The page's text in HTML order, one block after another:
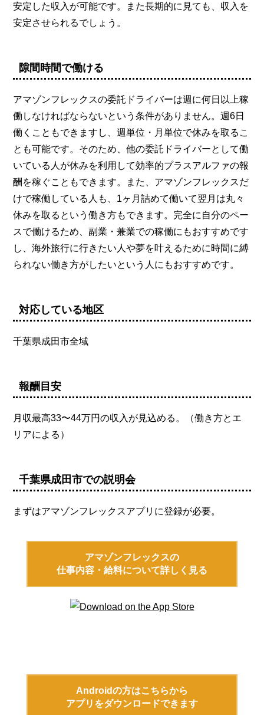
安定した収入が可能です。また長期的に見ても、収入を
安定させられるでしょう。
隙間時間で働ける
アマゾンフレックスの委託ドライバーは週に何日以上稼
働しなければならないという条件がありません。週6日
働くこともできますし、週単位・月単位で休みを取るこ
とも可能です。そのため、他の委託ドライバーとして働
いている人が休みを利用して効率的プラスアルファの報
酬を稼ぐこともできます。また、アマゾンフレックスだ
けで稼働している人も、1ヶ月詰めて働いて翌月は丸々
休みを取るという働き方もできます。完全に自分のペー
スで働けるため、副業・兼業での稼働にもおすすめです
し、海外旅行に行きたい人や夢を叶えるために時間に縛
られない働き方がしたいという人にもおすすめです。
対応している地区
千葉県成田市全域
報酬目安
月収最高33〜44万円の収入が見込める。（働き方とエ
リアによる）
千葉県成田市での説明会
まずはアマゾンフレックスアプリに登録が必要。
アマゾンフレックスの
仕事内容・給料について詳しく見る
Androidの方はこちらから
アプリをダウンロードできます